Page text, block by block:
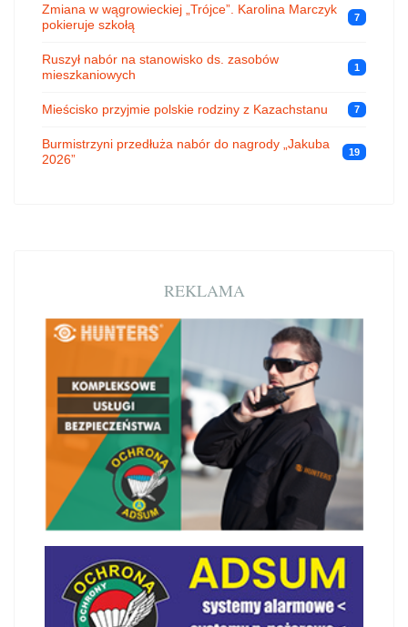
Zmiana w wągrowieckiej „Trójce”. Karolina Marczyk
pokieruje szkołą
7
Ruszył nabór na stanowisko ds. zasobów
mieszkaniowych
1
Mieścisko przyjmie polskie rodziny z Kazachstanu 7
Burmistrzyni przedłuża nabór do nagrody „Jakuba
2026”
19
REKLAMA